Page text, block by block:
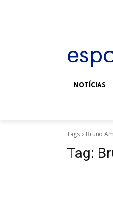
NOTÍCIAS
Tags Bruno
Tag: